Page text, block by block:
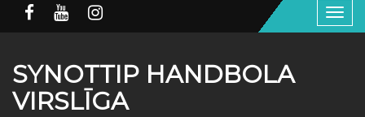
SYNOTTIP HANDBOLA
VIRSLĪGA